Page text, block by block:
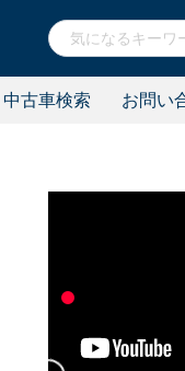
中古車検索 お問い